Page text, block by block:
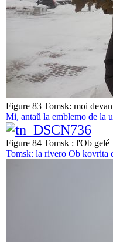
Figure 83 Tomsk: moi
Mi, antaŭ la emblemo de la
Figure 84 Tomsk : l'Ob gelé
Tomsk: la rivero Ob kovrita